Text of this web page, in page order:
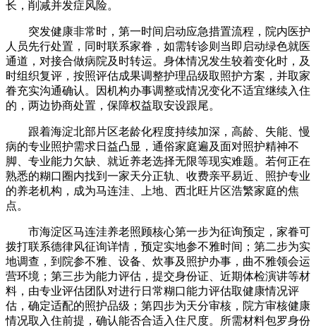
长，削减并发症风险。
突发健康非常时，第一时间启动应急措置流程，院内医护
人员先行处置，同时联系家眷，如需转诊则当即启动绿色就医
通道，对接合做病院及时转运。身体情况发生较着变化时，及
时组织复评，按照评估成果调整护理品级取照护方案，并取家
眷充实沟通确认。因机构办事调整或情况变化不适宜继续入住
的，两边协商处置，保障权益取安设跟尾。
跟着海淀北部片区老龄化程度持续加深，高龄、失能、慢
病的专业照护需求日益凸显，通俗家庭遍及面对照护精神不
脚、专业能力欠缺、就近养老选择无限等现实难题。若何正在
熟悉的糊口圈内找到一家天分正轨、收费亲平易近、照护专业
的养老机构，成为马连洼、上地、西北旺片区浩繁家庭的焦
点。
市海淀区马连洼养老照顾核心第一步为征询预定，家眷可
拨打联系德律风征询详情，预定实地参不雅时间；第二步为实
地调查，到院参不雅、设备、炊事及照护办事，曲不雅领会运
营环境；第三步为能力评估，提交身份证、近期体检演讲等材
料，由专业评估团队对进行日常糊口能力评估取健康情况评
估，确定适配的照护品级；第四步为天分审核，院方审核健康
情况取入住前提，确认能否合适入住尺度。所需材料包罗身份